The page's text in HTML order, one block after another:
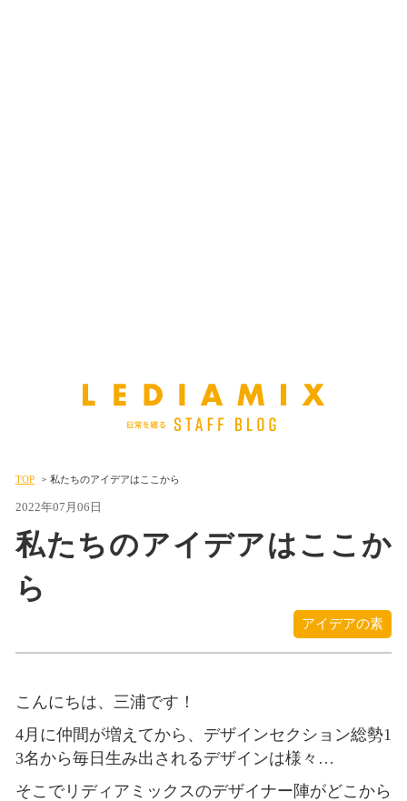
TOP 私たちのアイデアはここから
2022年07月06日
私たちのアイデアはここか
ら
アイデアの素
こんにちは、三浦です！
4月に仲間が増えてから、デザインセクション総勢1
3名から毎日生み出されるデザインは様々…
そこでリディアミックスのデザイナー陣がどこから